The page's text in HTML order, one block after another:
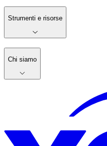
Strumenti e risorse
Chi siamo